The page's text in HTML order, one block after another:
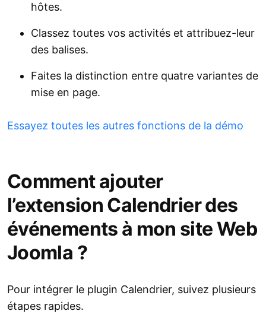
hôtes.
Classez toutes vos activités et attribuez-leur
des balises.
Faites la distinction entre quatre variantes de
mise en page.
Essayez toutes les autres fonctions de la démo
Comment ajouter
l’extension Calendrier des
événements à mon site Web
Joomla ?
Pour intégrer le plugin Calendrier, suivez plusieurs
étapes rapides.